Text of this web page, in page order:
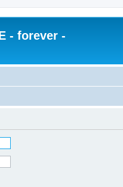
- forever -